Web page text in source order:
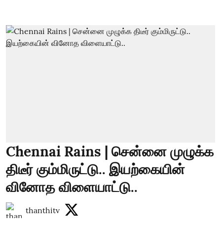
Chennai Rains | சென்னை முழுக்க
திடீர் கும்மிருட்டு.. இயற்கையின்
வினோத விளையாட்டு..
thanthitv